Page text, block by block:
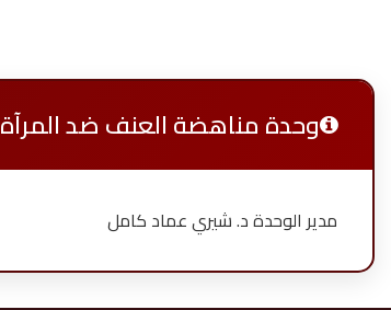
وحدة مناهضة العنف ضد المرآة
مدير الوحدة د. شيري عماد كامل